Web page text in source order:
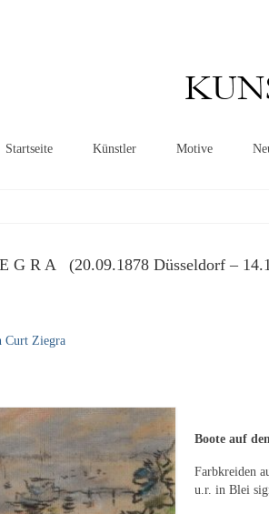
Startseite Künstler Motive
R A (20.09.1878 Düsseldorf –
Curt Ziegra
Boote auf
Farbkreiden
u.r. in Blei